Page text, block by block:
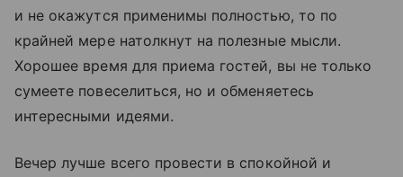
и не окажутся применимы полностью, то по
крайней мере натолкнут на полезные мысли.
Хорошее время для приема гостей, вы не только
сумеете повеселиться, но и обменяетесь
интересными идеями.
Вечер лучше всего провести в спокойной и